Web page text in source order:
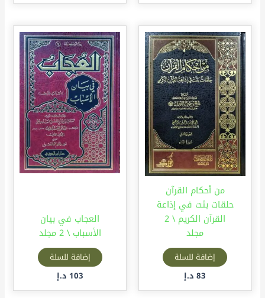
من أحكام القرآن
حلقات بثت في إذاعة
القرآن الكريم \ 2
مجلد
إضافة للسلة
83 د.إ
العجاب في بيان
الأسباب \ 2 مجلد
إضافة للسلة
103 د.إ